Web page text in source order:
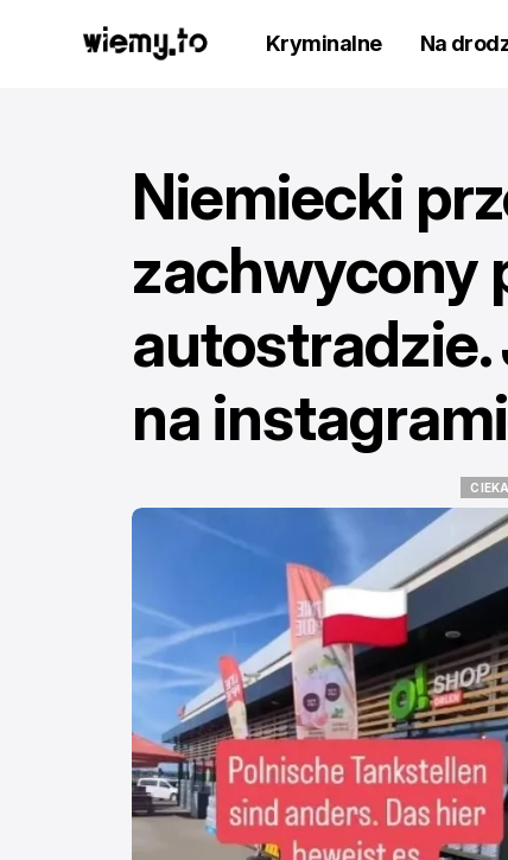
Kryminalne Na
Niemiecki
zachwycony
na